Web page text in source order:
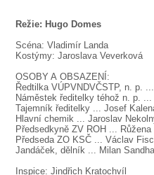
O
Režie: Hugo Domes
Scéna: Vladimír Landa
Kostýmy: Jaroslava Veverková
OSOBY A OBSAZENÍ:
Ředtilka VÚPVNDVČSTP, n. p.
Náměstek ředitelky téhož n. p.
Tajemník ředitelky ... Josef
Hlavní chemik ... Jaroslav
Předsedkyně ZV ROH ...
Předseda ZO KSČ ... Václav
Jandáček, dělník ... Milan
Inspice: Jindřich Kratochvíl